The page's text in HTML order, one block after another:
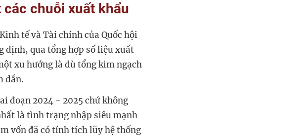
chuỗi xuất khẩu
tế và Tài chính của Quốc hội
định, qua tổng hợp số liệu xuất
xu hướng là dù tổng kim ngạch
dần.
đoạn 2024 - 2025 chứ không
là tình trạng nhập siêu mạnh
vốn đã có tính tích lũy hệ thống